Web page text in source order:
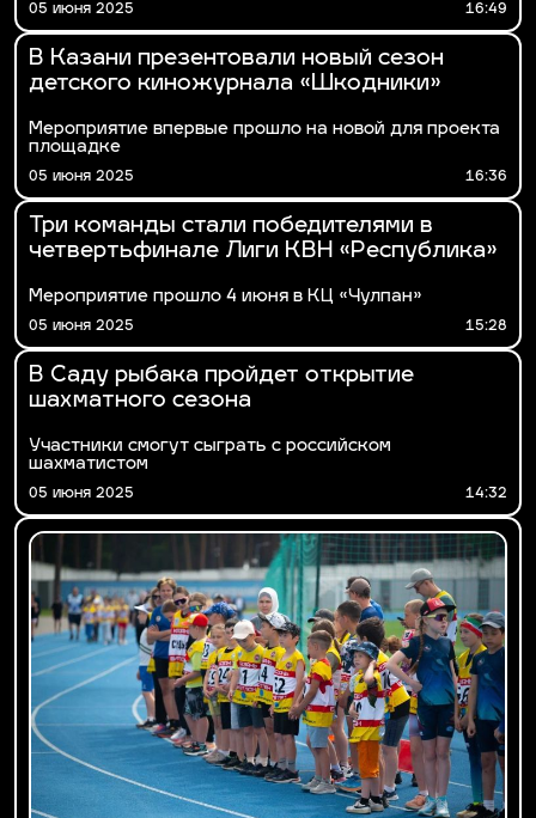
05 июня 2025 16:49
В Казани презентовали новый сезон
детского киножурнала «Шкодники»
Мероприятие впервые прошло на новой для проекта
площадке
05 июня 2025 16:36
Три команды стали победителями в
четвертьфинале Лиги КВН «Республика»
Мероприятие прошло 4 июня в КЦ «Чулпан»
05 июня 2025 15:28
В Саду рыбака пройдет открытие
шахматного сезона
Участники смогут сыграть с российском
шахматистом
05 июня 2025 14:32